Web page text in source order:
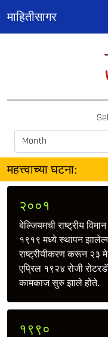
माहितीसागर
महत्त्वाच्या घटना:
२००१
बेल्जियमची राष्ट्रीय
१९१९ मध्ये स्थापन
राष्ट्रीयीकरण करून २३
एप्रिल १९२४ रोजी
कामकाज सुरु झाले होते.
१९९०